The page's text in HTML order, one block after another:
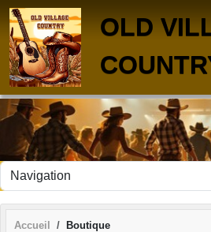
OLD
Accueil Boutique
Panneau de gestion des cookies